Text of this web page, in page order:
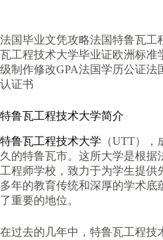
法国毕业文凭攻略法国特鲁瓦工
瓦工程技术大学毕业证欧洲标准
级制作修改GPA法国学历公证
认证书
特鲁瓦工程技术大学简介
特鲁瓦工程技术大学 （UTT）
久的特鲁瓦市。这所大学是根据
工程师学校，致力于为学生提
多年的教育传统和深厚的学术
了重要的地位。
在过去的几年中，特鲁瓦工程技